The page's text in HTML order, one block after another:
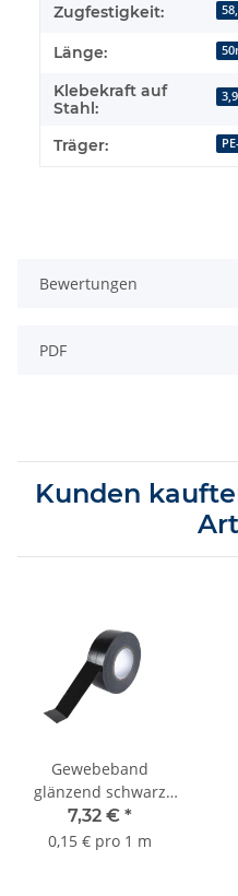
Zugfestigkeit:
Länge:
Klebekraft auf
Stahl:
Träger:
Bewertungen
PDF
Kunden
Gewebeband
glänzend schwarz
50mmx50m Sorte
K372
7,32 € *
0,15 € pro 1 m